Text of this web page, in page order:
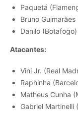
Paquetá
Bruno
Danilo (Botafogo)
Atacantes:
Vini Jr. (Real
Raphinha
Matheus Cunha
Gabriel Martinelli